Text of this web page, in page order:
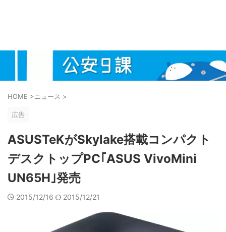
HOME >ニュース >
広告
ASUSTeKがSkylake搭載コンパクト
デスクトップPC｢ASUS VivoMini
UN65H｣発売
2015/12/16 2015/12/21